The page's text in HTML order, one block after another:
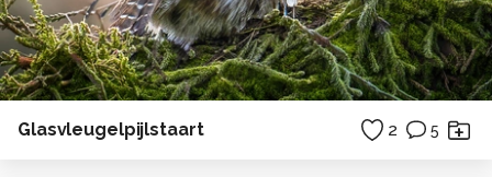
Glasvleugelpijlstaart 2 5